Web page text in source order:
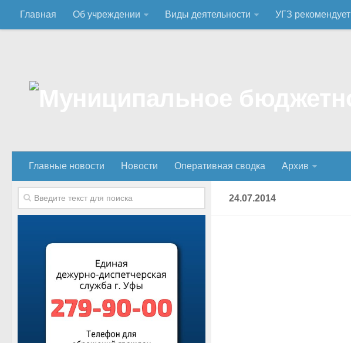
Главная Об учреждении Виды деятельности УГЗ рекомендует
Главные новости Новости Оперативная сводка Архив
24.07.2014